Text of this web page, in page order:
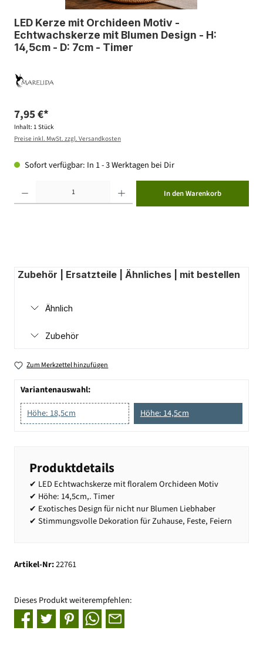
LED Kerze mit Orchideen Motiv -
Echtwachskerze mit Blumen Design - H:
14,5cm - D: 7cm - Timer
7,95 €*
Inhalt: 1 Stück
Preise inkl. MwSt. zzgl. Versandkosten
Sofort verfügbar: In 1 - 3 Werktagen bei Dir
In den Warenkorb
Zubehör | Ersatzteile | Ähnliches | mit bestellen
Ähnlich
Zubehör
Zum Merkzettel hinzufügen
Variantenauswahl:
Höhe: 18,5cm
Höhe: 14,5cm
Produktdetails
✔ LED Echtwachskerze mit floralem Orchideen Motiv
✔ Höhe: 14,5cm,. Timer
✔ Exotisches Design für nicht nur Blumen Liebhaber
✔ Stimmungsvolle Dekoration für Zuhause, Feste, Feiern
Artikel-Nr:22761
Dieses Produkt weiterempfehlen: